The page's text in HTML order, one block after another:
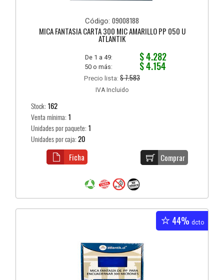
Código: 09008188
MICA FANTASIA CARTA 300 MIC AMARILLO PP 050 U
ATLANTIK
De 1 a 49: $ 4.282
50 o más: $ 4.154
Precio lista: $ 7.583
IVA Incluido
Stock: 162
Venta mínima: 1
Unidades por paquete: 1
Unidades por caja:20
Comprar
Ficha
44% dcto